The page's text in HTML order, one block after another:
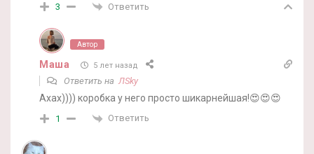
3 Ответить
Автор
Маша 5 лет назад
Ответить наЛSky
Ахах)))) коробка у него просто шикарнейшая!😍😍😍
1 Ответить